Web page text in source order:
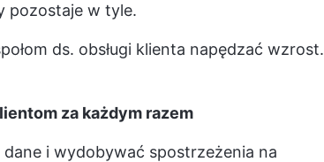
pozostaje w tyle.
ds. obsługi klienta napędzać wzrost.
za każdym razem
i wydobywać spostrzeżenia na